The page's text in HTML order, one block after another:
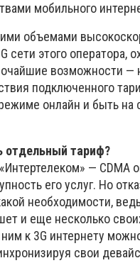
мобильного
объемами
сети этого оператора,
возможности —
подключенного
онлайн и быть на
отдельный тариф?
— CDMA
его услуг. Но
необходимости,
и еще несколько
к 3G интернету
свои